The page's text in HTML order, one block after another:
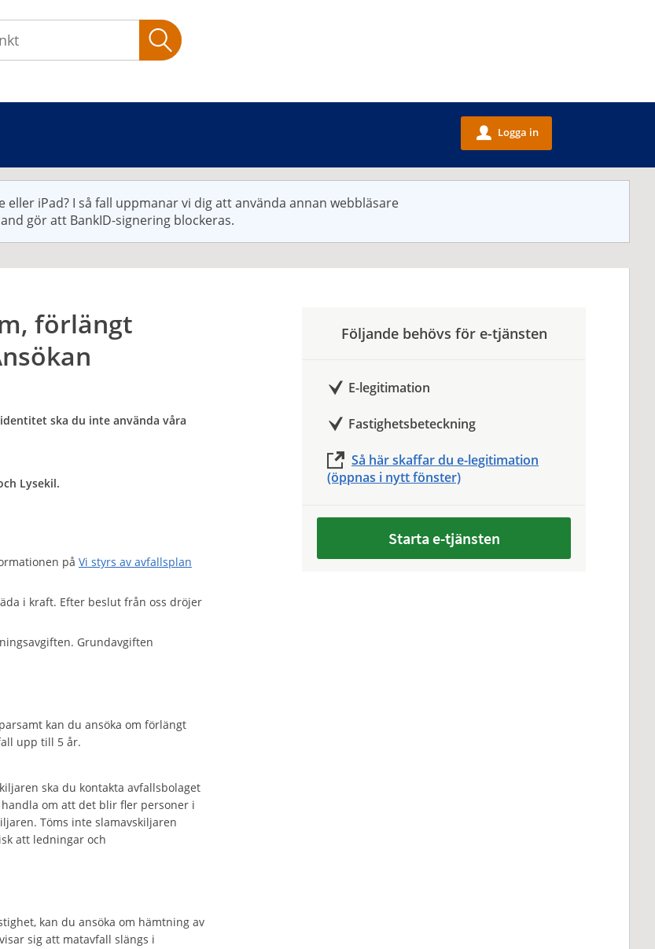
u Logga in
eller iPad? I så fall uppmanar vi dig att använda annan webbläsare
gör att BankID-signering blockeras.
förlängt
ska du inte använda våra
Lysekil.
på Vi styrs av avfallsplan
i kraft. Efter beslut från oss dröjer
Grundavgiften
kan du ansöka om förlängt
upp till 5 år.
ska du kontakta avfallsbolaget
om att det blir fler personer i
Töms inte slamavskiljaren
att ledningar och
kan du ansöka om hämtning av
sig att matavfall slängs i
Följande behövs för e-tjänsten
E-legitimation
Fastighetsbeteckning
Så här skaffar du e-legitimation
(öppnas i nytt fönster)
Starta e-tjänsten